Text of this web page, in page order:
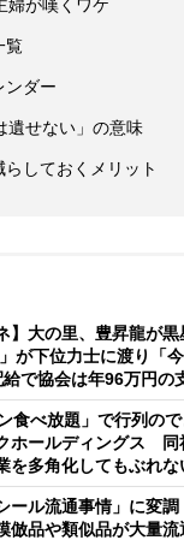
が嘆くワケ
覧
ンダー
せない」の意味
しておくメリット
】大の里、豊昇龍が
が下位力士に渡り「
で協会は年96万円の
食べ放題」で行列の
ホールディングス 同
を多角化してもぶれな
ール流通事情」に変
倣品や類似品が大量